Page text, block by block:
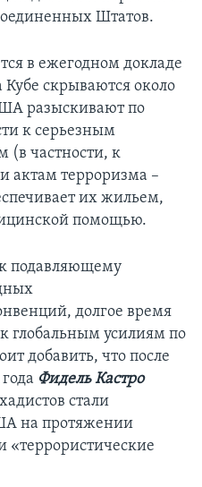
Штатов.
в ежегодном докладе
скрываются около
разыскивают по
к серьезным
(в частности, к
актам терроризма –
их жильем,
помощью.
подавляющему
долгое время
глобальным усилиям по
добавить, что после
Фидель Кастро
стали
на протяжении
«террористические